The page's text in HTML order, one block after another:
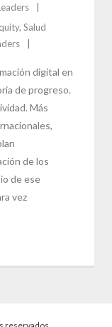
, Salud
digital en
de progreso.
Más
de los
de ese
vez